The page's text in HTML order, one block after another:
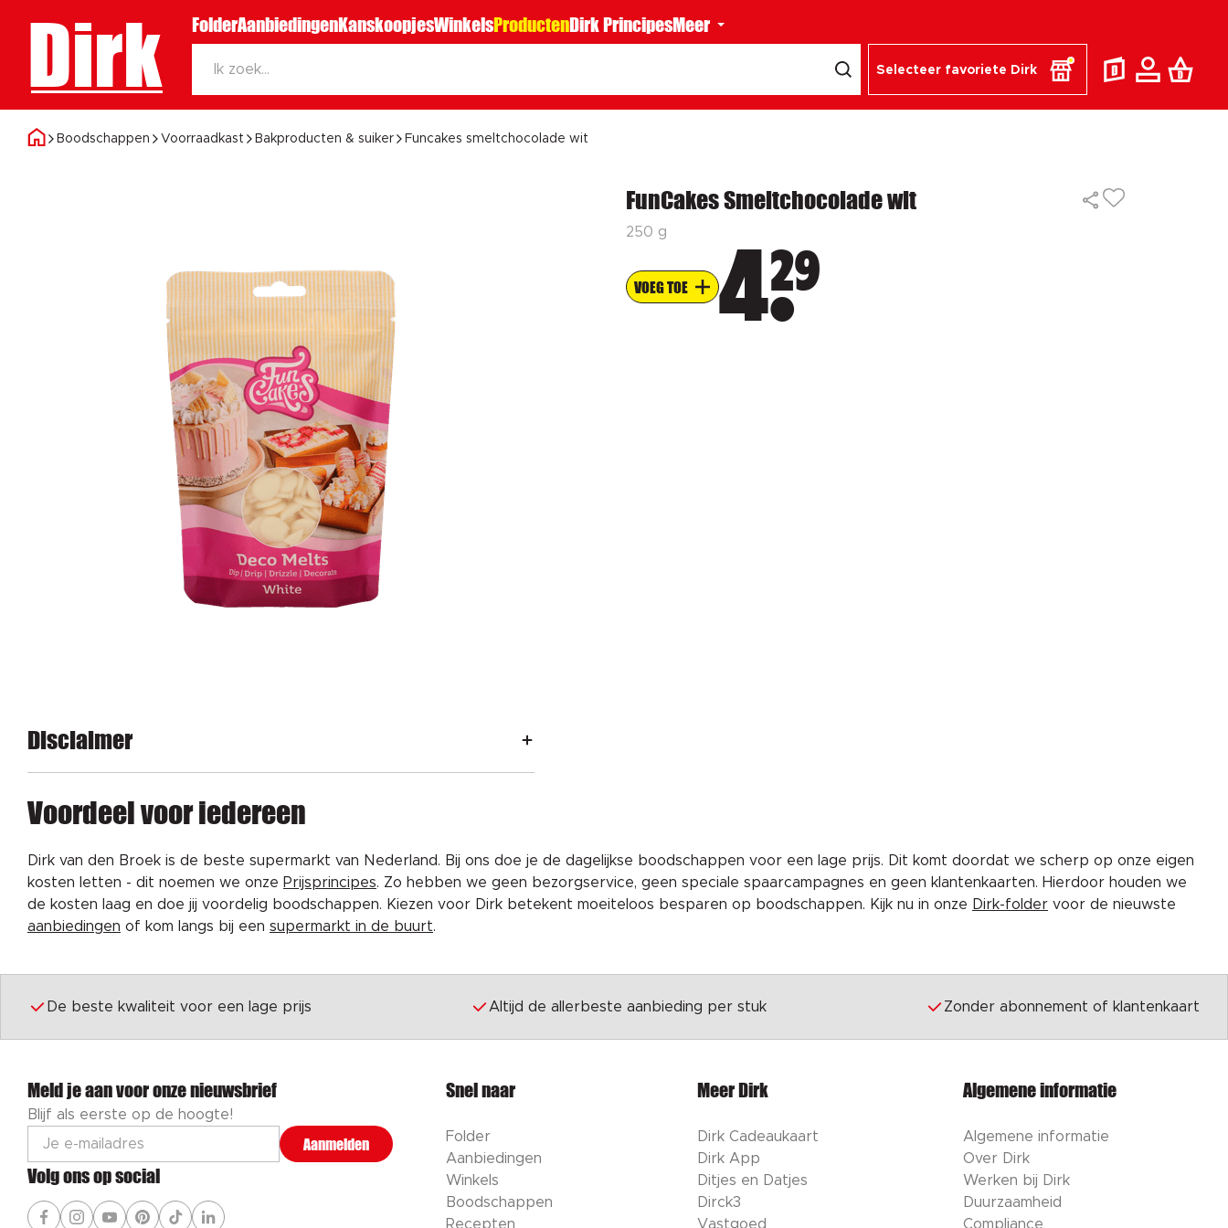
Dirk FolderAanbiedingenKanskoopjesWinkelsProductenDirk PrincipesMeer
Selecteer favoriete Dirk
Boodschappen Voorraadkast Bakproducten & suiker Funcakes smeltchocolade wit
FunCakes Smeltchocolade wit
250 g
VOEG TOE 429
Disclaimer
Voordeel voor iedereen
Dirk van den Broek is de beste supermarkt van Nederland. Bij ons doe je de dagelijkse boodschappen voor een lage prijs. Dit komt doordat we scherp op onze eigen
kosten letten - dit noemen we onze Prijsprincipes. Zo hebben we geen bezorgservice, geen speciale spaarcampagnes en geen klantenkaarten. Hierdoor houden we
de kosten laag en doe jij voordelig boodschappen. Kiezen voor Dirk betekent moeiteloos besparen op boodschappen. Kijk nu in onze Dirk-folder voor de nieuwste
aanbiedingen of kom langs bij een supermarkt in de buurt.
De beste kwaliteit voor een lage prijs Altijd de allerbeste aanbieding per stuk Zonder abonnement of klantenkaart
Meld je aan voor onze nieuwsbrief
Blijf als eerste op de hoogte!
Aanmelden
Volg ons op social
Snel naar
Folder
Aanbiedingen
Winkels
Boodschappen
Recepten
Meer Dirk
Dirk Cadeaukaart
Dirk App
Ditjes en Datjes
Dirck3
Vastgoed
Algemene informatie
Algemene informatie
Over Dirk
Werken bij Dirk
Duurzaamheid
Compliance